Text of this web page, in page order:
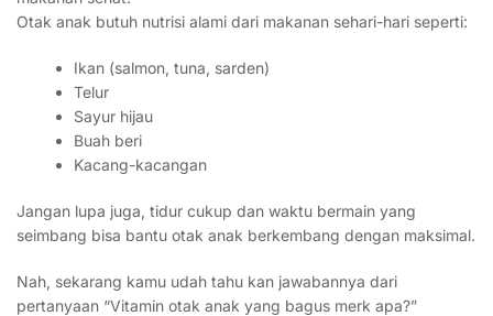
Otak anak butuh nutrisi alami dari makanan sehari-hari seperti:
Ikan (salmon, tuna, sarden)
Telur
Sayur hijau
Buah beri
Kacang-kacangan
Jangan lupa juga, tidur cukup dan waktu bermain yang
seimbang bisa bantu otak anak berkembang dengan maksimal.
Nah, sekarang kamu udah tahu kan jawabannya dari
pertanyaan “Vitamin otak anak yang bagus merk apa?”